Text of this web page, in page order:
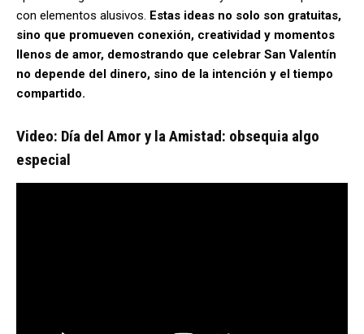
con elementos alusivos. Estas ideas no solo son gratuitas,
sino que promueven conexión, creatividad y momentos
llenos de amor, demostrando que celebrar San Valentín
no depende del dinero, sino de la intención y el tiempo
compartido.
Video: Día del Amor y la Amistad: obsequia algo
especial